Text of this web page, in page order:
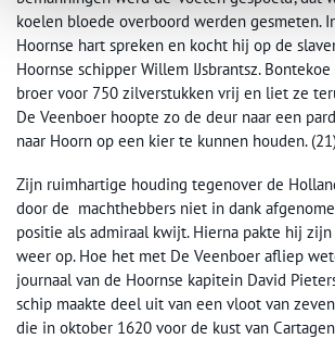
koelen bloede overboord werden gesmeten.
Hoornse hart spreken en kocht hij op de
Hoornse schipper Willem IJsbrantsz.
broer voor 750 zilverstukken vrij en liet ze
De Veenboer hoopte zo de deur naar een
naar Hoorn op een kier te kunnen houden.
Zijn ruimhartige houding tegenover de
door de machthebbers niet in dank
positie als admiraal kwijt. Hierna pakte hij
weer op. Hoe het met De Veenboer afliep
journaal van de Hoornse kapitein David
schip maakte deel uit van een vloot van
die in oktober 1620 voor de kust van